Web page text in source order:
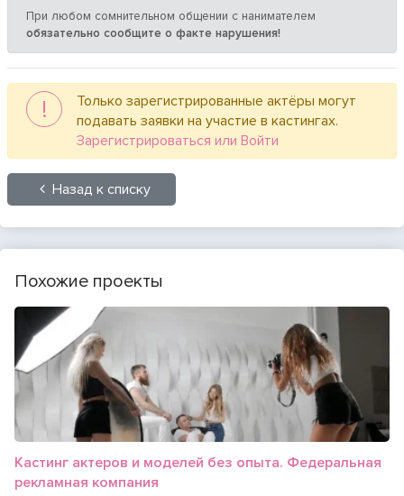
При любом сомнительном общении с нанимателем
обязательно сообщите о факте нарушения!
!
Только зарегистрированные актёры могут
подавать заявки на участие в кастингах.
Зарегистрироваться или Войти
Назад к списку
Похожие проекты
Кастинг актеров и моделей без опыта. Федеральная
рекламная компания